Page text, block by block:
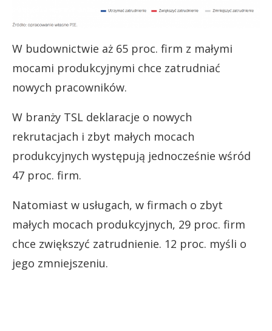
W budownictwie aż 65 proc. firm z małymi
mocami produkcyjnymi chce zatrudniać
nowych pracowników.
W branży TSL deklaracje o nowych
rekrutacjach i zbyt małych mocach
produkcyjnych występują jednocześnie wśród
47 proc. firm.
Natomiast w usługach, w firmach o zbyt
małych mocach produkcyjnych, 29 proc. firm
chce zwiększyć zatrudnienie. 12 proc. myśli o
jego zmniejszeniu.